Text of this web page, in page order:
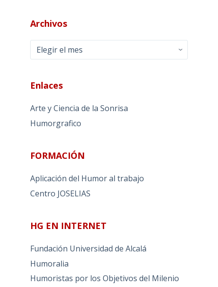
Archivos
Archivos
Enlaces
Arte y Ciencia de la Sonrisa
Humorgrafico
FORMACIÓN
Aplicación del Humor al trabajo
Centro JOSELIAS
HG EN INTERNET
Fundación Universidad de Alcalá
Humoralia
Humoristas por los Objetivos del Milenio